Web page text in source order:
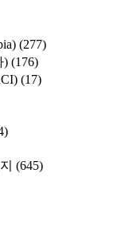
(277)
) (176)
(17)
(645)